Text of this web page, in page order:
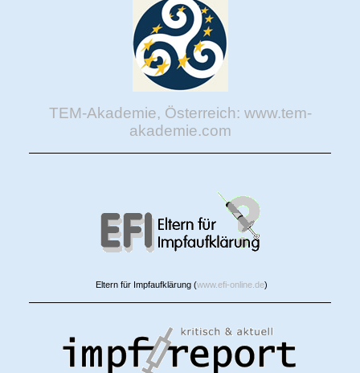
TEM-Akademie, Österreich: www.tem-
akademie.com
Eltern für Impfaufklärung (www.efi-online.de)